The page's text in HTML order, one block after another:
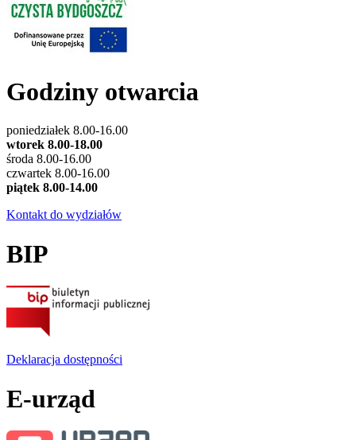
Godziny otwarcia
poniedziałek 8.00-16.00
wtorek 8.00-18.00
środa 8.00-16.00
czwartek 8.00-16.00
piątek 8.00-14.00
Kontakt do wydziałów
BIP
Deklaracja dostępności
E-urząd